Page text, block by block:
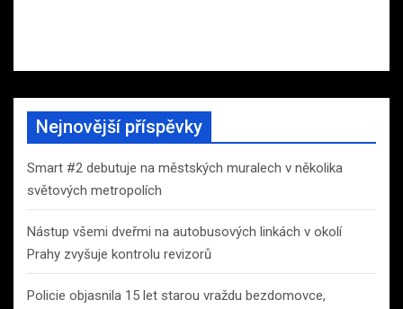
Nejnovější příspěvky
Smart #2 debutuje na městských muralech v několika
světových metropolích
Nástup všemi dveřmi na autobusových linkách v okolí
Prahy zvyšuje kontrolu revizorů
Policie objasnila 15 let starou vraždu bezdomovce,